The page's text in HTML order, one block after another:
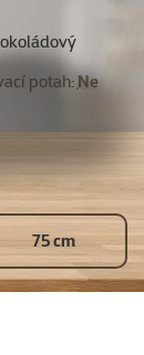
potah:Ne
75 cm